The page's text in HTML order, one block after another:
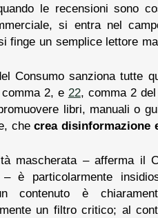
le recensioni sono
si entra nel
finge un semplice lettore
Consumo sanziona tutte
2, e 22, comma 2
libri, manuali o
checrea
mascherata – afferma il
– è particolarmente
contenuto è
un filtro critico; al